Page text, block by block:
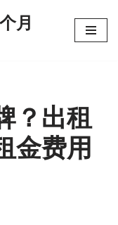
月
？出租
金费用